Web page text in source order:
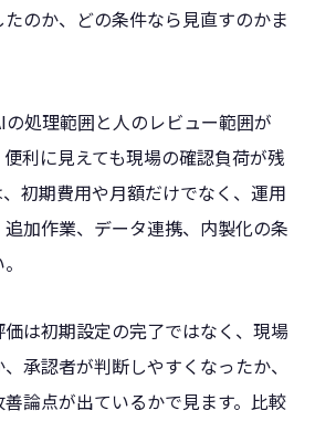
のか、どの条件なら見直すのかま
の処理範囲と人のレビュー範囲が
利に見えても現場の確認負荷が残
初期費用や月額だけでなく、運用
加作業、データ連携、内製化の条
は初期設定の完了ではなく、現場
承認者が判断しやすくなったか、
論点が出ているかで見ます。比較